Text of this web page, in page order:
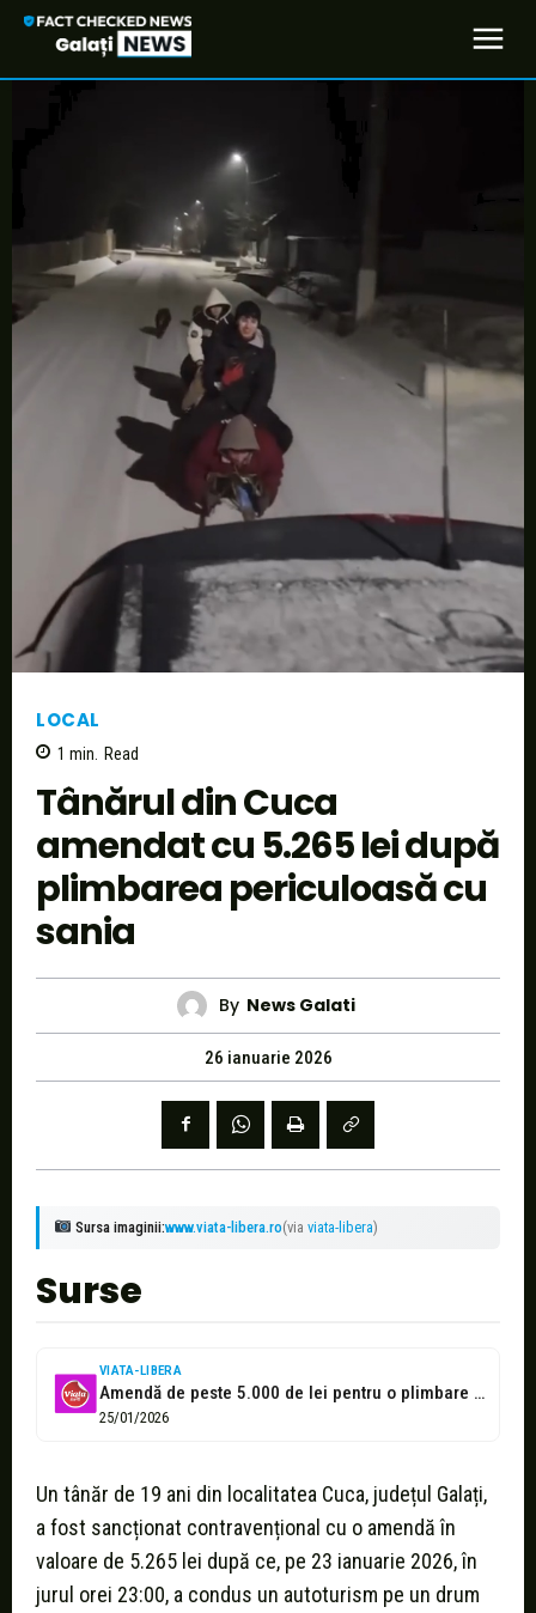
LOCAL
1 min. Read
Tânărul din Cuca
amendat cu 5.265 lei după
plimbarea periculoasă cu
sania
By News Galati
26 ianuarie 2026
Sursa imaginii:www.viata-libera.ro(via viata-libera)
Surse
VIATA-LIBERA
Amendă de peste 5.000 de lei pentru o plimbare cu sania
25/01/2026
Un tânăr de 19 ani din localitatea Cuca, județul Galați,
a fost sancționat contravențional cu o amendă în
valoare de 5.265 lei după ce, pe 23 ianuarie 2026, în
jurul orei 23:00, a condus un autoturism pe un drum